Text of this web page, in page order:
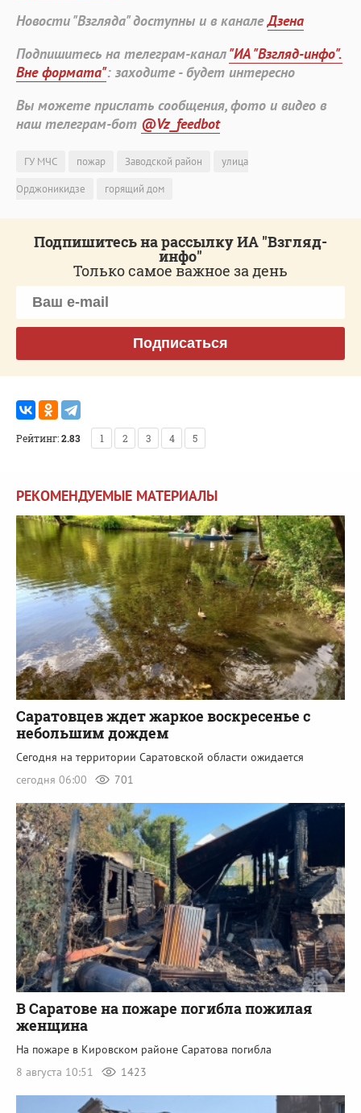
Новости "Взгляда" доступны и в каналеДзена
Подпишитесь на телеграм-канал"ИА "Взгляд-инфо".
Вне формата": заходите - будет интересно
Вы можете прислать сообщения, фото и видео в
наш телеграм-бот @Vz_feedbot
ГУ МЧС пожар Заводской район
улица
Орджоникидзе
горящий дом
Подпишитесь на рассылку ИА "Взгляд-
инфо"
Только самое важное за день
Подписаться
Рейтинг:2.83 1 2 3 4 5
РЕКОМЕНДУЕМЫЕ МАТЕРИАЛЫ
Саратовцев ждет жаркое воскресенье с
небольшим дождем
Сегодня на территории Саратовской области ожидается
сегодня 06:00
701
В Саратове на пожаре погибла пожилая
женщина
На пожаре в Кировском районе Саратова погибла
8 августа 10:51
1423